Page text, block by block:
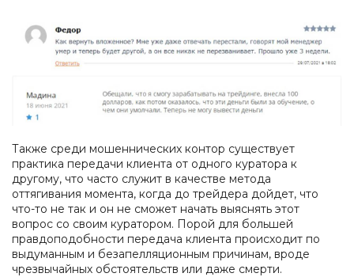
Также среди мошеннических контор существует
практика передачи клиента от одного куратора к
другому, что часто служит в качестве метода
оттягивания момента, когда до трейдера дойдет, что
что-то не так и он не сможет начать выяснять этот
вопрос со своим куратором. Порой для большей
правдоподобности передача клиента происходит по
выдуманным и безапелляционным причинам, вроде
чрезвычайных обстоятельств или даже смерти.